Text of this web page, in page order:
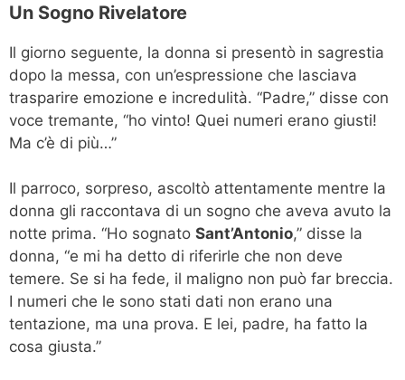
Un Sogno Rivelatore
Il giorno seguente, la donna si presentò in sagrestia
dopo la messa, con un’espressione che lasciava
trasparire emozione e incredulità. “Padre,” disse con
voce tremante, “ho vinto! Quei numeri erano giusti!
Ma c’è di più…”
Il parroco, sorpreso, ascoltò attentamente mentre la
donna gli raccontava di un sogno che aveva avuto la
notte prima. “Ho sognato Sant’Antonio,” disse la
donna, “e mi ha detto di riferirle che non deve
temere. Se si ha fede, il maligno non può far breccia.
I numeri che le sono stati dati non erano una
tentazione, ma una prova. E lei, padre, ha fatto la
cosa giusta.”